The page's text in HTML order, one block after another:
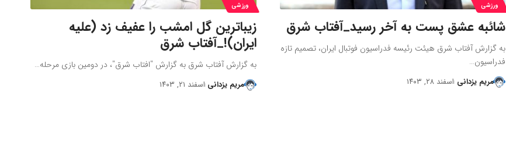
ورزشی
شائبه عشق پست به آخر رسید_آفتاب شرق
به گزارش آفتاب شرق هیئت رئیسه فدراسیون فوتبال ایران، تصمیم تازه
فدراسیون…
مریم یزدانی اسفند ۲۸, ۱۴۰۳
ورزشی
زیباترین گل امشب را عفیف زد (علیه
ایران)!_آفتاب شرق
به گزارش آفتاب شرق به گزارش "افتاب شرق"، در دومین بازی مرحله…
مریم یزدانی اسفند ۲۱, ۱۴۰۳